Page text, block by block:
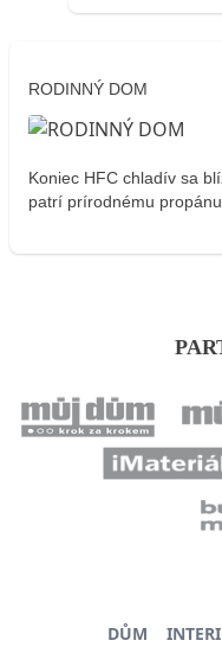
RODINNÝ DOM
Koniec HFC chladív sa
patrí prírodnému propánu
DŮM